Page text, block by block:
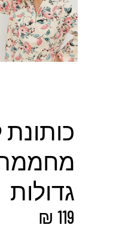
כותונת
גדולות
₪ 119